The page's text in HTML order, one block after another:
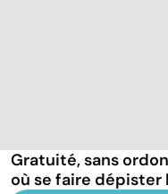
Gratuité, sans
où se faire dépister